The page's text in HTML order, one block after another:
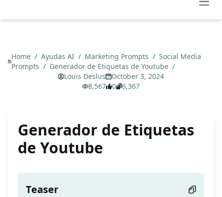
Home / Ayudas AI / Marketing Prompts / Social Media
Prompts / Generador de Etiquetas de Youtube /
Louis Deslus
October 3, 2024
8,567
0 6,367
Generador de Etiquetas
de Youtube
Teaser